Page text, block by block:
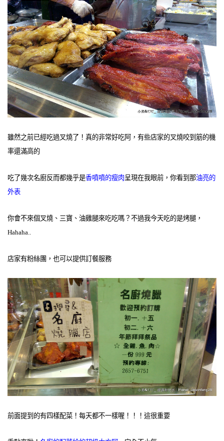
雖然之前已經吃過叉燒了！真的非常好吃阿，有些店家的叉燒咬到筋的機
率還滿高的
吃了幾次名廚反而都幾乎是香噴噴的瘦肉 呈現在我眼前，你看到那油亮的
外表
你會不來個叉燒、三寶、油雞腿來吃吃嗎？不過我今天吃的是烤腿，
Hahaha..
店家有粉絲團，也可以提供訂餐服務
前面提到的有四樣配菜！每天都不一樣喔！！！這很重要